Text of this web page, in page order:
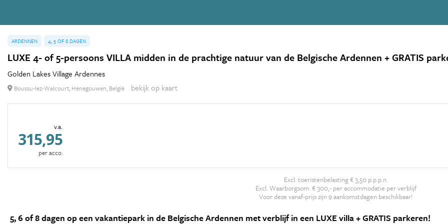
ARDENNEN 4, 5 OF 8 DAGEN
LUXE 4- of 5-persoons VILLA midden in de prachtige natuur van de Belgische Ardennen + GRATIS
Golden Lakes Village Ardennes
Boussu-lez-Walcourt, Henegouwen, België bekijk op kaart
v.a.
315,95
per acco.
Excl. toeristenbelasting € 3,50 p.p.p.n.
Excl. Waarborgsom: € 300,- per accommodatie per verblijf
Voor deze vanaf-prijs zijn 9 aankomstdagen beschikbaar!
5, 6 of 8 dagen op een vakantiepark in de Belgische Ardennen met verblijf in een LUXE villa + GRATIS parkeren!